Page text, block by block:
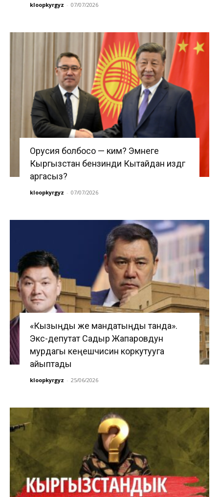
kloopkyrgyz - 07/07/2026
Орусия болбосо — ким? Эмнеге
Кыргызстан бензинди Кытайдан издөөгө
аргасыз?
kloopkyrgyz - 07/07/2026
«Кызыңды же мандатыңды танда».
Экс-депутат Садыр Жапаровдун
мурдагы кеңешчисин коркутууга
айыптады
kloopkyrgyz - 25/06/2026